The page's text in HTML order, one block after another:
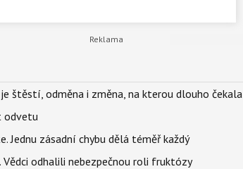
není jen rozmar nebo sytost, ale konkrétní
biologický mechanismus.
štěstí, odměna i změna, na kterou dlouho čekala
odvetu
Jednu zásadní chybu dělá téměř každý
odhalili nebezpečnou roli fruktózy